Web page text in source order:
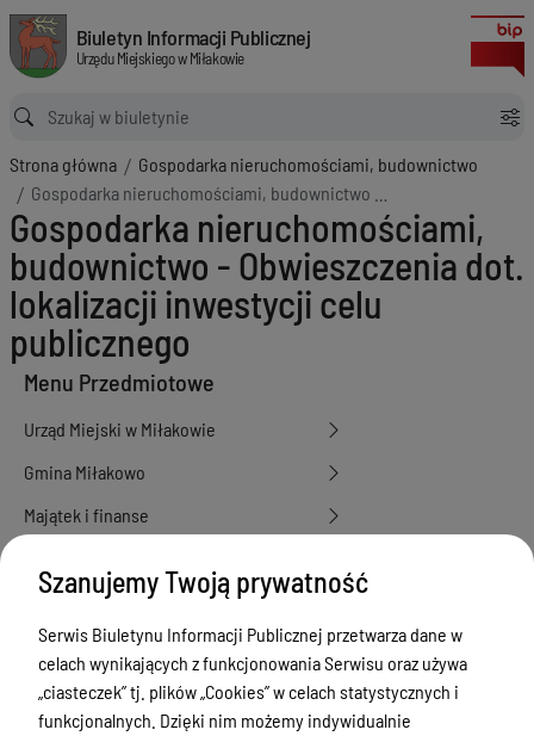
Gospodarka nieruchomościami, budownictwo - Obwieszczenia dot.
Biuletyn Informacji Publicznej Urzędu Miejskiego w Miłakowie
Biuletyn Informacji Publicznej
Urzędu Miejskiego w Miłakowie
Ścieżka powrotu
Strona główna
Gospodarka nieruchomościami, budownictwo
Gospodarka nieruchomościami, budownictwo - Obwieszczenia dot. lokalizacji inwestycji celu publicznego
Gospodarka nieruchomościami,
budownictwo - Obwieszczenia dot.
lokalizacji inwestycji celu
publicznego
Menu Przedmiotowe
Urząd Miejski w Miłakowie
Gmina Miłakowo
Majątek i finanse
Urząd Stanu Cywilnego
Ewidencja ludności, dowody osobiste,
działalność gospodarcza
Przetargi
Szanujemy Twoją prywatność
Serwis Biuletynu Informacji Publicznej przetwarza dane w
celach wynikających z funkcjonowania Serwisu oraz używa
„ciasteczek” tj. plików „Cookies” w celach statystycznych i
funkcjonalnych. Dzięki nim możemy indywidualnie